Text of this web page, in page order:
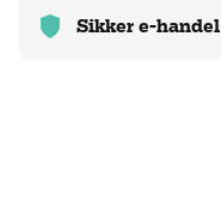
Sikker e-handel